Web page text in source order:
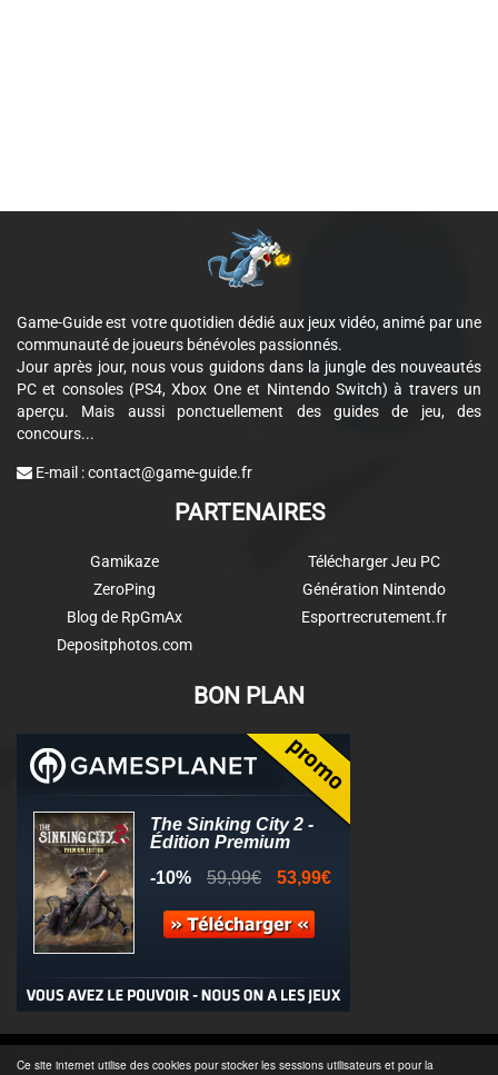
Ce site internet utilise des cookies pour stocker les sessions utilisateurs et pour la
Game-Guide est votre quotidien dédié aux jeux vidéo, animé par une
communauté de joueurs bénévoles passionnés.
Jour après jour, nous vous guidons dans la jungle des nouveautés
PC et consoles (PS4, Xbox One et Nintendo Switch) à travers un
aperçu. Mais aussi ponctuellement des guides de jeu, des
concours...
E-mail :contact@game-guide.fr
PARTENAIRES
Gamikaze
ZeroPing
Blog de RpGmAx
Depositphotos.com
Télécharger Jeu PC
Génération Nintendo
Esportrecrutement.fr
BON PLAN